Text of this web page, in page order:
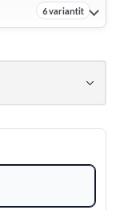
6 variantit